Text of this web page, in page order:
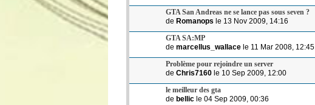
GTA San Andreas ne se lance pas sous seven ?
de Romanops le 13 Nov 2009, 14:16
GTA SA:MP
de marcellus_wallace le 11 Mar 2008, 12:45
Problème pour rejoindre un server
de Chris7160 le 10 Sep 2009, 12:00
le meilleur des gta
de bellic le 04 Sep 2009, 00:36